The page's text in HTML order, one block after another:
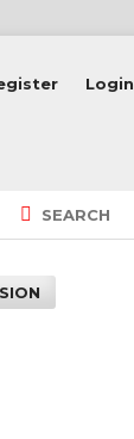
SEARCH
Login